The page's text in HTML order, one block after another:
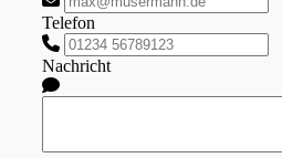
Telefon
Nachricht